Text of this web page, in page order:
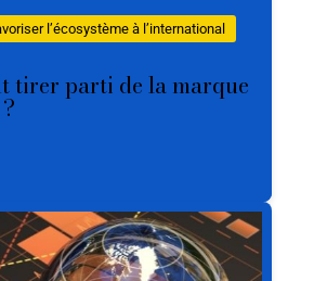
l’écosystème à l’international
tirer parti de la marque